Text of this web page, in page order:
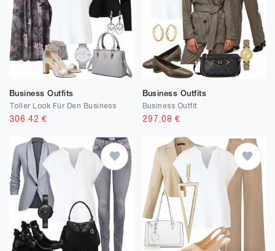
Business Outfits
Toller Look Für Den Business
306.42 €
Business Outfits
Business Outfit
297.08 €